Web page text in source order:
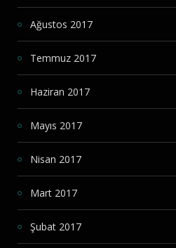
Ağustos 2017
Temmuz 2017
Haziran 2017
Mayıs 2017
Nisan 2017
Mart 2017
Şubat 2017